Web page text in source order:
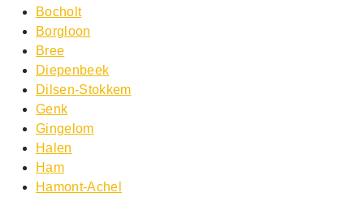
Bocholt
Borgloon
Bree
Diepenbeek
Dilsen-Stokkem
Genk
Gingelom
Halen
Ham
Hamont-Achel